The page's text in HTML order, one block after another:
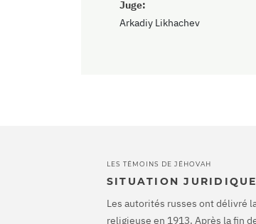
Juge:
Arkadiy Likhachev
LES TÉMOINS DE JÉHOVAH
SITUATION
Les autorités russes ont délivré
religieuse en 1913. Après la fin